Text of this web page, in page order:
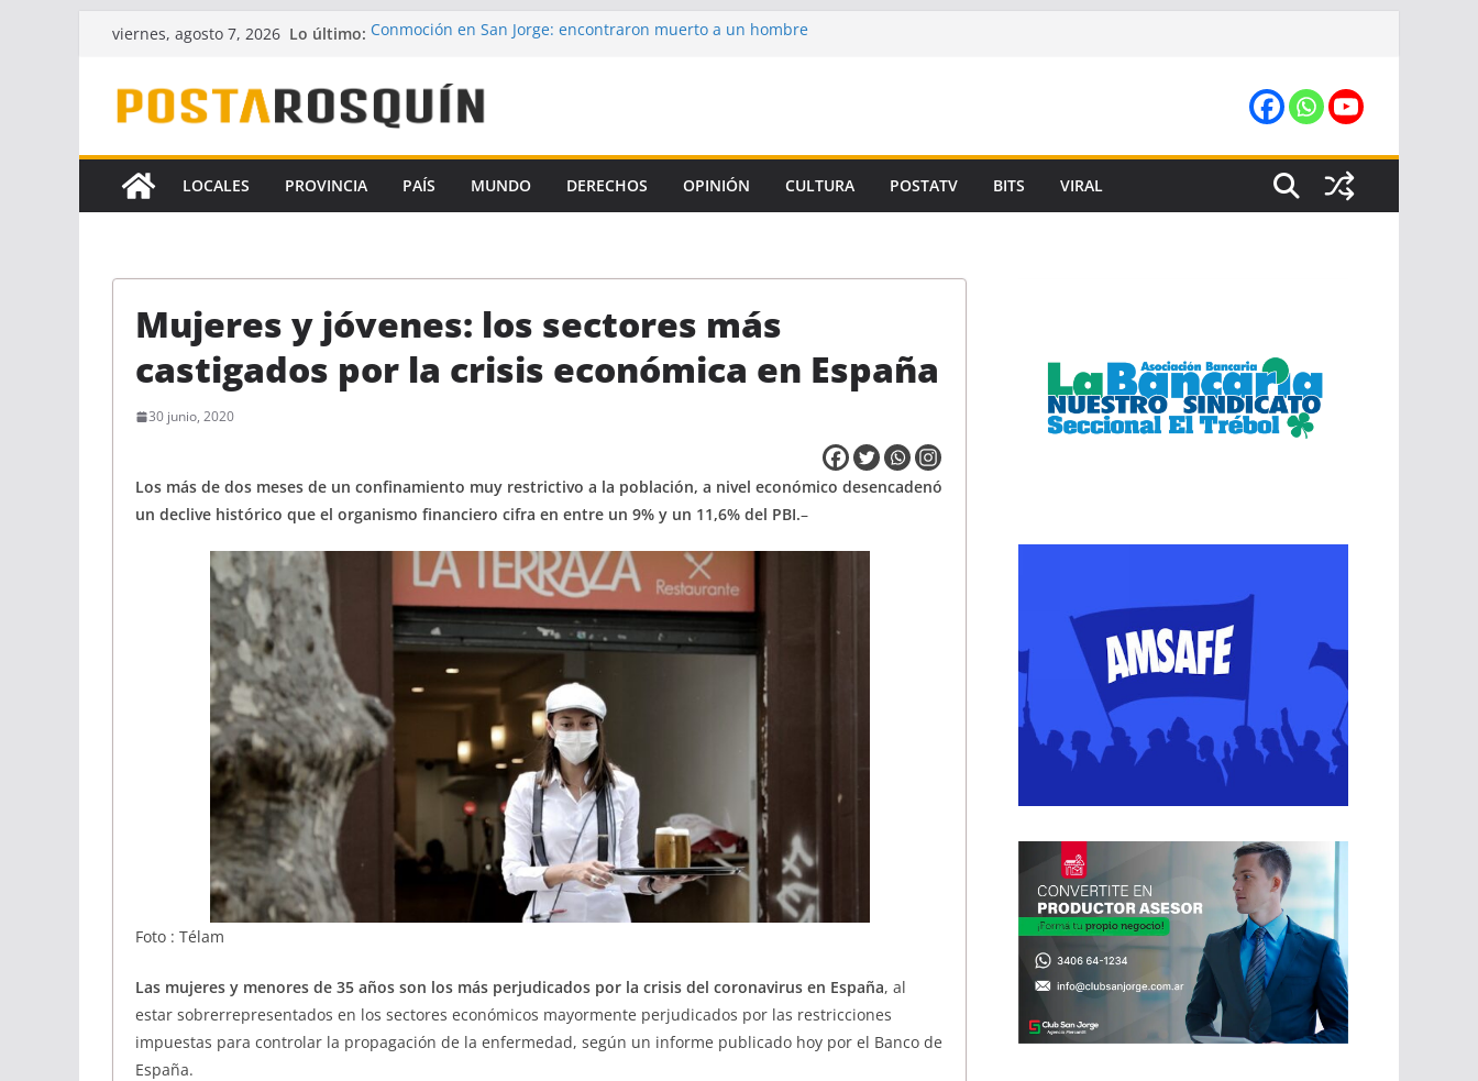
Saltar
contenido
viernes, agosto 7, 2026 Lo último: Conmoción en San Jorge: encontraron muerto a un hombre
Crece la hipótesis de un autor intelectual en el crimen de
Florencia Gómez
la Ley de Financiamiento Universitario
Identificaron a un preso de Santa Fe como uno de los
coautores del femicidio de Florencia Gómez
LOCALES PROVINCIA PAÍS MUNDO DERECHOS OPINIÓN CULTURA POSTATV BITS VIRAL
Mujeres y jóvenes: los sectores más
castigados por la crisis económica en España
30 junio, 2020
Los más de dos meses de un confinamiento muy restrictivo a la población, a nivel económico desencadenó
un declive histórico que el organismo financiero cifra en entre un 9% y un 11,6% del PBI.–
Foto : Télam
Las mujeres y menores de 35 años son los más perjudicados por la crisis del coronavirus en España, al
estar sobrerrepresentados en los sectores económicos mayormente perjudicados por las restricciones
impuestas para controlar la propagación de la enfermedad, según un informe publicado hoy por el Banco de
España.